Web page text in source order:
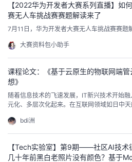
者
我
客
论
的
子
我
直
的
我
【2022华为开发者大赛系列直播】如
赛无人车挑战赛赛题解读来了
7月11日，华为开发者大赛无人车挑战赛赛
大赛资料包小助手
课程论文：《基于云原生的物联网端
想》
随着信息技术的飞速发展，IT新兴技术开始
元化、多层次化起来。在互联网领域如日中
网端管云平台系统应用方案的现状。分析研
设备通信系统架构的挑战与发展前景。论述
bdi洲
【Tech实验室】第9期——社区AI技术
几十年前黑白老照片没有颜色？基于